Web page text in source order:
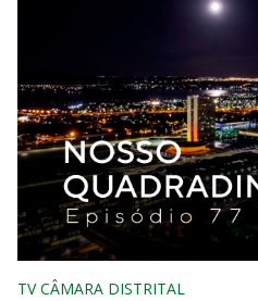
TV CÂMARA DISTRITAL